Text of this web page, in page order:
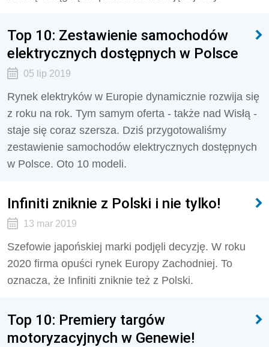
Top 10: Zestawienie samochodów
elektrycznych dostępnych w Polsce
05 lip 2019
Rynek elektryków w Europie dynamicznie rozwija się
z roku na rok. Tym samym oferta - także nad Wisłą -
staje się coraz szersza. Dziś przygotowaliśmy
zestawienie samochodów elektrycznych dostępnych
w Polsce. Oto 10 modeli.
Infiniti zniknie z Polski i nie tylko!
13 mar 2019
Szefowie japońskiej marki podjęli decyzję. W roku
2020 firma opuści rynek Europy Zachodniej. To
oznacza, że Infiniti zniknie też z Polski.
Top 10: Premiery targów
motoryzacyjnych w Genewie!